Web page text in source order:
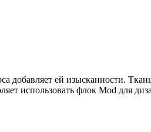
добавляет ей изысканности.
использовать флок Mod для